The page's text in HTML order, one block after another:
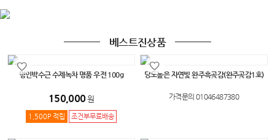
베스트진상품
명인박수근 수제녹차 명품 우전 100g
150,000원
1,500P 적립 조건부무료배송
당도높은 자연빛 완주흑곶감(완주곶감1호)
가격문의 01046487380